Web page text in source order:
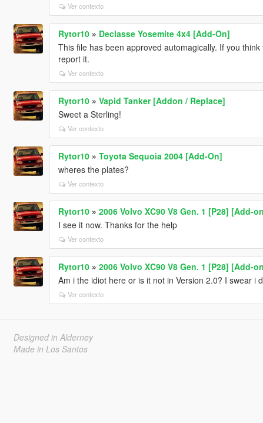
Ver contexto
Rytor10» Declasse Yosemite 4x4 [Add-On]
This file has been approved automagically. If you
report it.
Ver contexto
Rytor10» Vapid Tanker [Addon / Replace]
Sweet a Sterling!
Ver contexto
Rytor10» Toyota Sequoia 2004 [Add-On]
wheres the plates?
Ver contexto
Rytor10» 2006 Volvo XC90 V8 Gen. 1 [P28] [Add-
I see it now. Thanks for the help
Ver contexto
Rytor10» 2006 Volvo XC90 V8 Gen. 1 [P28] [Add-
Am i the idiot here or is it not in Version 2.0? I swear i
Ver contexto
Designed in Alderney
Made in Los Santos